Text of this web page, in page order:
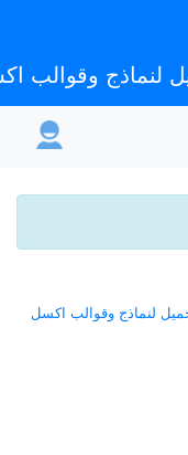
وقوالب اكسل
وقوالب اكسل